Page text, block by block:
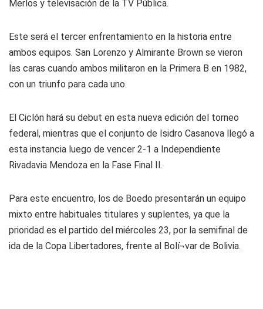
Merlos y televisación de la TV Pública.
Este será el tercer enfrentamiento en la historia entre
ambos equipos. San Lorenzo y Almirante Brown se vieron
las caras cuando ambos militaron en la Primera B en 1982,
con un triunfo para cada uno.
El Ciclón hará su debut en esta nueva edición del torneo
federal, mientras que el conjunto de Isidro Casanova llegó a
esta instancia luego de vencer 2-1 a Independiente
Rivadavia Mendoza en la Fase Final II.
Para este encuentro, los de Boedo presentarán un equipo
mixto entre habituales titulares y suplentes, ya que la
prioridad es el partido del miércoles 23, por la semifinal de
ida de la Copa Libertadores, frente al Bolí¬var de Bolivia.